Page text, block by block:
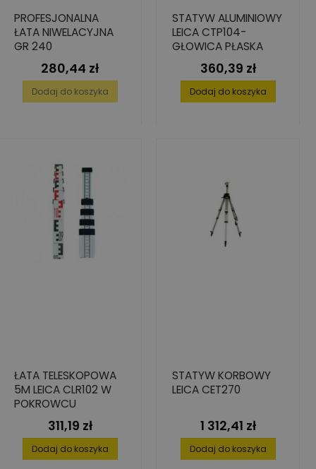
PROFESJONALNA
ŁATA NIWELACYJNA
GR 240
Cena
280,44 zł
Dodaj do koszyka
STATYW ALUMINIOWY
LEICA CTP104-
GŁOWICA PŁASKA
Cena
360,39 zł
Dodaj do koszyka
ŁATA TELESKOPOWA
5M LEICA CLR102 W
POKROWCU
Cena
311,19 zł
Dodaj do koszyka
STATYW KORBOWY
LEICA CET270
Cena
1 312,41 zł
Dodaj do koszyka